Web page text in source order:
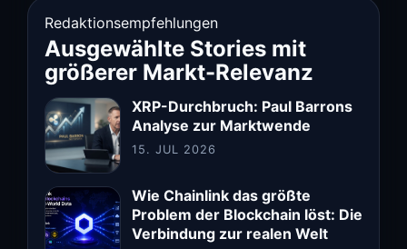
Redaktionsempfehlungen
Ausgewählte Stories mit
größerer Markt-Relevanz
XRP-Durchbruch: Paul Barrons
Analyse zur Marktwende
15. JUL 2026
Wie Chainlink das größte
Problem der Blockchain löst: Die
Verbindung zur realen Welt